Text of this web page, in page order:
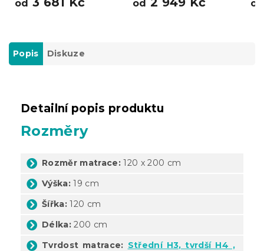
od od od
Popis Diskuze
Detailní popis produktu
Rozměry
Rozměr matrace:120 x 200 cm
Výška: 19 cm
Šířka:120 cm
Délka:200 cm
Tvrdost matrace: Střední H3, tvrdší H4 ,